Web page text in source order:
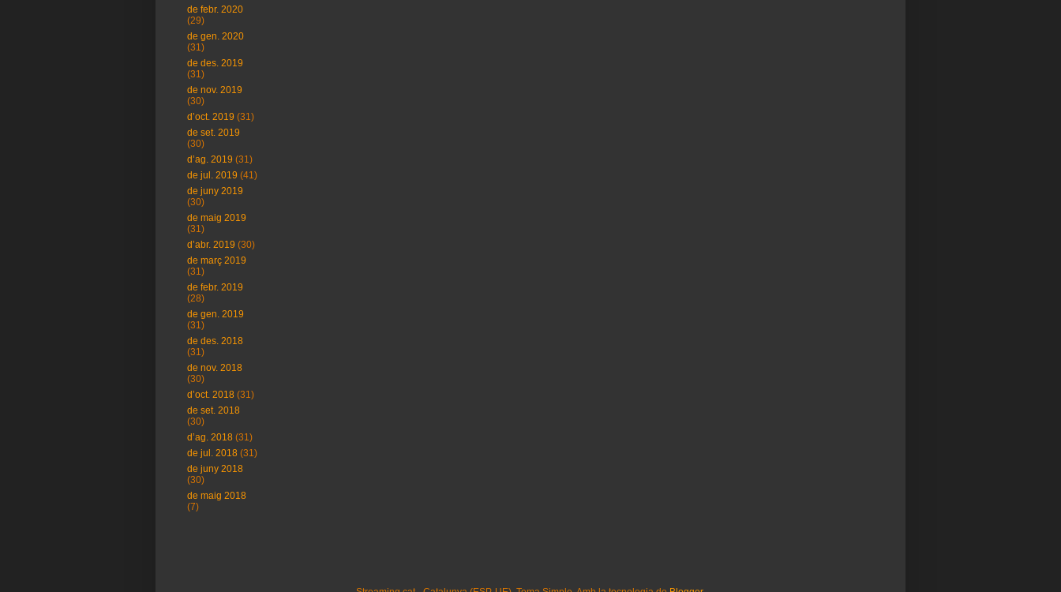
de febr. 2020
(29)
de gen. 2020
(31)
de des. 2019
(31)
de nov. 2019
(30)
d’oct. 2019 (31)
de set. 2019
(30)
d’ag. 2019 (31)
de jul. 2019 (41)
de juny 2019
(30)
de maig 2019
(31)
d’abr. 2019 (30)
de març 2019
(31)
de febr. 2019
(28)
de gen. 2019
(31)
de des. 2018
(31)
de nov. 2018
(30)
d’oct. 2018 (31)
de set. 2018
(30)
d’ag. 2018 (31)
de jul. 2018 (31)
de juny 2018
(30)
de maig 2018
(7)